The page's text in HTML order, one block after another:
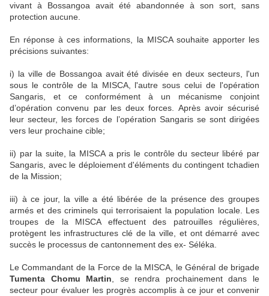
vivant à Bossangoa avait été abandonnée à son sort, sans
protection aucune.
En réponse à ces informations, la MISCA souhaite apporter les
précisions suivantes:
i) la ville de Bossangoa avait été divisée en deux secteurs, l'un
sous le contrôle de la MISCA, l'autre sous celui de l'opération
Sangaris, et ce conformément à un mécanisme conjoint
d’opération convenu par les deux forces. Après avoir sécurisé
leur secteur, les forces de l’opération Sangaris se sont dirigées
vers leur prochaine cible;
ii) par la suite, la MISCA a pris le contrôle du secteur libéré par
Sangaris, avec le déploiement d'éléments du contingent tchadien
de la Mission;
iii) à ce jour, la ville a été libérée de la présence des groupes
armés et des criminels qui terrorisaient la population locale. Les
troupes de la MISCA effectuent des patrouilles régulières,
protègent les infrastructures clé de la ville, et ont démarré avec
succès le processus de cantonnement des ex- Séléka.
Le Commandant de la Force de la MISCA, le Général de brigade
Tumenta Chomu
Martin , se rendra prochainement dans le
secteur pour évaluer les progrès accomplis à ce jour et convenir